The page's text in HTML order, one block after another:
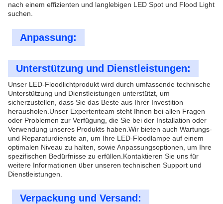
nach einem effizienten und langlebigen LED Spot und Flood Light
suchen.
Anpassung:
Unterstützung und Dienstleistungen:
Unser LED-Floodlichtprodukt wird durch umfassende technische
Unterstützung und Dienstleistungen unterstützt, um
sicherzustellen, dass Sie das Beste aus Ihrer Investition
herausholen.Unser Expertenteam steht Ihnen bei allen Fragen
oder Problemen zur Verfügung, die Sie bei der Installation oder
Verwendung unseres Produkts haben.Wir bieten auch Wartungs-
und Reparaturdienste an, um Ihre LED-Floodlampe auf einem
optimalen Niveau zu halten, sowie Anpassungsoptionen, um Ihre
spezifischen Bedürfnisse zu erfüllen.Kontaktieren Sie uns für
weitere Informationen über unseren technischen Support und
Dienstleistungen.
Verpackung und Versand: